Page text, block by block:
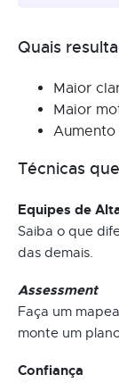
Quais
Maior
Maior
Técnicas
Equipes de
Saiba o que
das demais.
Assessment
Faça um
monte um
Confiança